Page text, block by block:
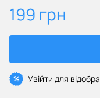
199 грн
% Увійти для